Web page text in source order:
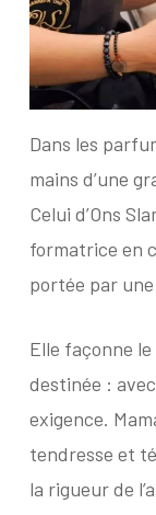
Dans les
mains d’une
Celui d’Ons
formatrice en
portée par
Elle façonne
destinée :
exigence.
tendresse et
la rigueur de